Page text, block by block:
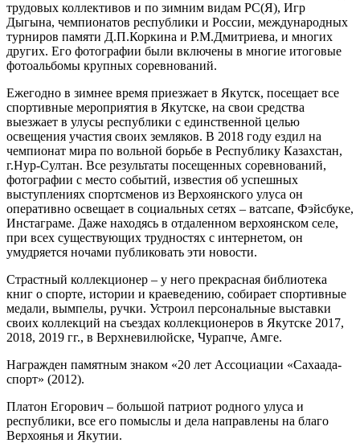
трудовых коллективов и по зимним видам РС(Я), Игр
Дыгына, чемпионатов республики и России, международных
турниров памяти Д.П.Коркина и Р.М.Дмитриева, и многих
других. Его фотографии были включены в многие итоговые
фотоальбомы крупных соревнований.
Ежегодно в зимнее время приезжает в Якутск, посещает все
спортивные мероприятия в Якутске, на свои средства
выезжает в улусы республики с единственной целью
освещения участия своих земляков. В 2018 году ездил на
чемпионат мира по вольной борьбе в Республику Казахстан,
г.Нур-Султан. Все результаты посещенных соревнований,
фотографии с место событий, известия об успешных
выступлениях спортсменов из Верхоянского улуса он
оперативно освещает в социальных сетях – ватсапе, Фэйсбуке,
Инстаграме. Даже находясь в отдаленном верхоянском селе,
при всех существующих трудностях с интернетом, он
умудряется ночами публиковать эти новости.
Страстный коллекционер – у него прекрасная библиотека
книг о спорте, истории и краеведению, собирает спортивные
медали, вымпелы, ручки. Устроил персональные выставки
своих коллекций на съездах коллекционеров в Якутске 2017,
2018, 2019 гг., в Верхневилюйске, Чурапче, Амге.
Награжден памятным знаком «20 лет Ассоциации «Сахаада-
спорт» (2012).
Платон Егорович – большой патриот родного улуса и
республики, все его помыслы и дела направлены на благо
Верхоянья и Якутии.